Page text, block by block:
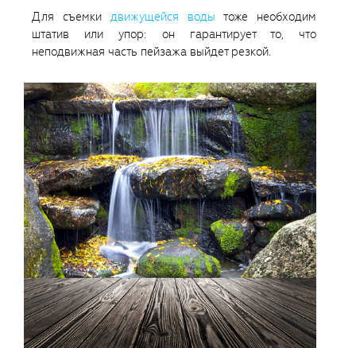
Для съемки движущейся воды тоже необходим
штатив или упор: он гарантирует то, что
неподвижная часть пейзажа выйдет резкой.